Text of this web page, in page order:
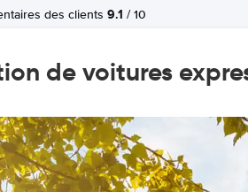
des clients 9.1 / 10
de voitures